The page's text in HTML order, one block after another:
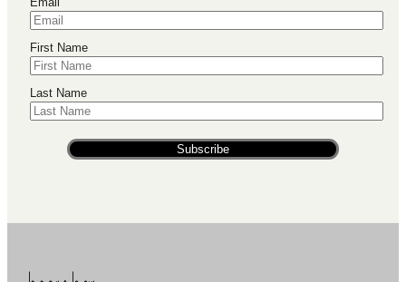
First Name
Last Name
Subscribe